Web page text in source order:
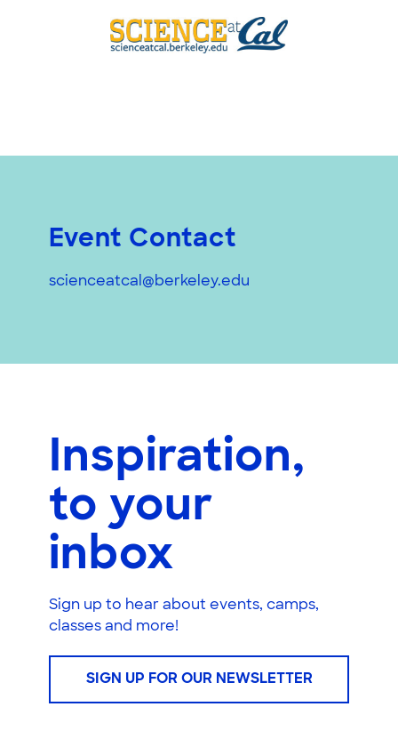
Event Contact
scienceatcal@berkeley.edu
Inspiration,
to your
inbox
Sign up to hear about events, camps,
classes and more!
SIGN UP FOR OUR NEWSLETTER